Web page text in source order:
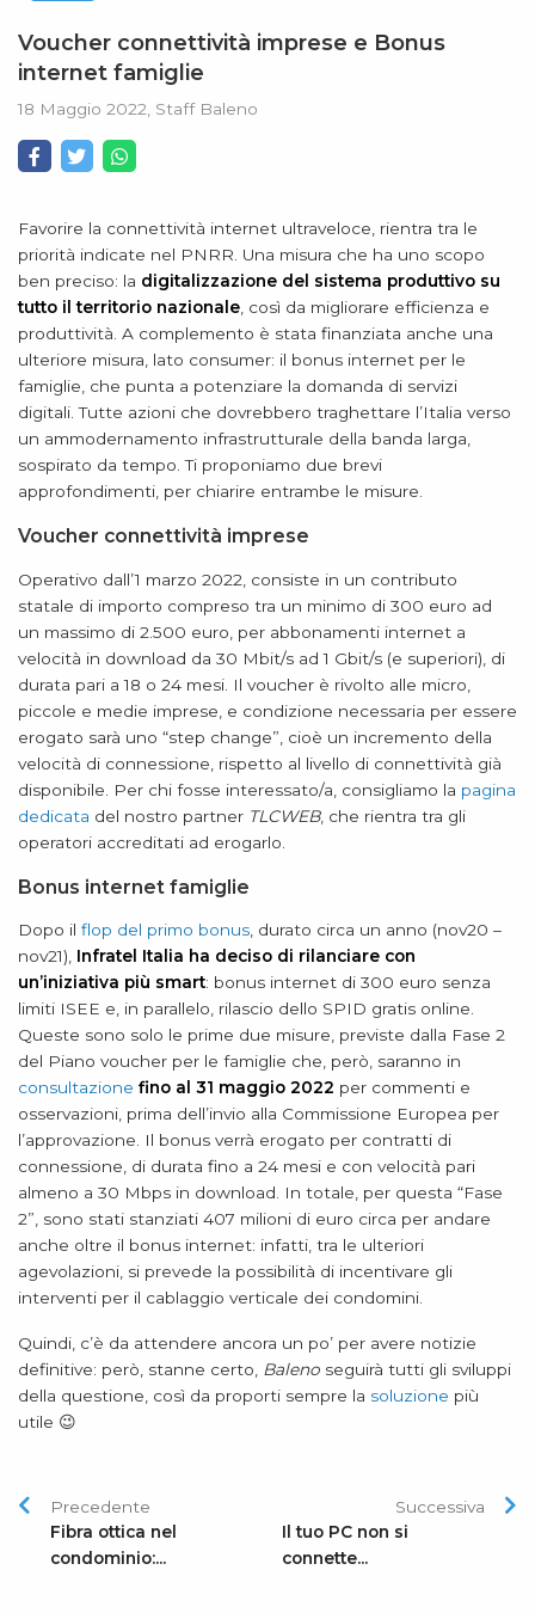
Voucher connettività imprese e Bonus
internet famiglie
18 Maggio 2022, Staff Baleno
Favorire la connettività internet ultraveloce, rientra tra le
priorità indicate nel PNRR. Una misura che ha uno scopo
ben preciso: la digitalizzazione del sistema produttivo su
tutto il territorio nazionale, così da migliorare efficienza e
produttività. A complemento è stata finanziata anche una
ulteriore misura, lato consumer: il bonus internet per le
famiglie, che punta a potenziare la domanda di servizi
digitali. Tutte azioni che dovrebbero traghettare l’Italia verso
un ammodernamento infrastrutturale della banda larga,
sospirato da tempo. Ti proponiamo due brevi
approfondimenti, per chiarire entrambe le misure.
Voucher connettività imprese
Operativo dall’1 marzo 2022, consiste in un contributo
statale di importo compreso tra un minimo di 300 euro ad
un massimo di 2.500 euro, per abbonamenti internet a
velocità in download da 30 Mbit/s ad 1 Gbit/s (e superiori), di
durata pari a 18 o 24 mesi. Il voucher è rivolto alle micro,
piccole e medie imprese, e condizione necessaria per essere
erogato sarà uno “step change”, cioè un incremento della
velocità di connessione, rispetto al livello di connettività già
disponibile. Per chi fosse interessato/a, consigliamo la pagina
dedicata del nostro partner TLCWEB, che rientra tra gli
operatori accreditati ad erogarlo.
Bonus internet famiglie
Dopo il flop del primo bonus , durato circa un anno (nov20 –
nov21), Infratel Italia ha deciso di rilanciare con
un’iniziativa più smart: bonus internet di 300 euro senza
limiti ISEE e, in parallelo, rilascio dello SPID gratis online.
Queste sono solo le prime due misure, previste dalla Fase 2
del Piano voucher per le famiglie che, però, saranno in
consultazione fino al 31 maggio 2022 per commenti e
osservazioni, prima dell’invio alla Commissione Europea per
l’approvazione. Il bonus verrà erogato per contratti di
connessione, di durata fino a 24 mesi e con velocità pari
almeno a 30 Mbps in download. In totale, per questa “Fase
2”, sono stati stanziati 407 milioni di euro circa per andare
anche oltre il bonus internet: infatti, tra le ulteriori
agevolazioni, si prevede la possibilità di incentivare gli
interventi per il cablaggio verticale dei condomini.
Quindi, c’è da attendere ancora un po’ per avere notizie
definitive: però, stanne certo,
Baleno seguirà tutti gli sviluppi
della questione, così da proporti sempre la soluzione più
utile 😉
Precedente
Fibra ottica nel
condominio:...
Successiva
Il tuo PC non si
connette...